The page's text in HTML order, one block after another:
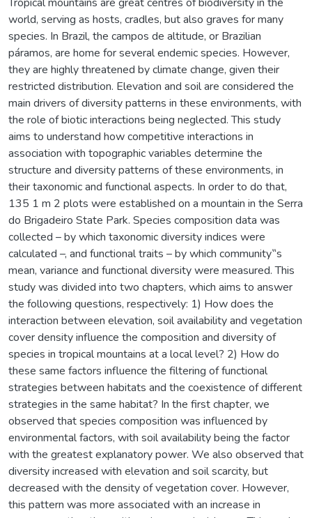
world, serving as hosts, cradles, but also graves for many
species. In Brazil, the campos de altitude, or Brazilian
páramos, are home for several endemic species. However,
they are highly threatened by climate change, given their
restricted distribution. Elevation and soil are considered the
main drivers of diversity patterns in these environments, with
the role of biotic interactions being neglected. This study
aims to understand how competitive interactions in
association with topographic variables determine the
structure and diversity patterns of these environments, in
their taxonomic and functional aspects. In order to do that,
135 1 m 2 plots were established on a mountain in the Serra
do Brigadeiro State Park. Species composition data was
collected – by which taxonomic diversity indices were
calculated –, and functional traits – by which community‟s
mean, variance and functional diversity were measured. This
study was divided into two chapters, which aims to answer
the following questions, respectively: 1) How does the
interaction between elevation, soil availability and vegetation
cover density influence the composition and diversity of
species in tropical mountains at a local level? 2) How do
these same factors influence the filtering of functional
strategies between habitats and the coexistence of different
strategies in the same habitat? In the first chapter, we
observed that species composition was influenced by
environmental factors, with soil availability being the factor
with the greatest explanatory power. We also observed that
diversity increased with elevation and soil scarcity, but
decreased with the density of vegetation cover. However,
this pattern was more associated with an increase in